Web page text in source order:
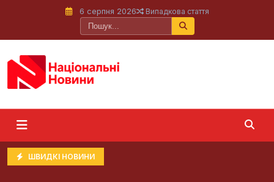
6 серпня 2026 Випадкова стаття
ШВИДКІ НОВИНИ